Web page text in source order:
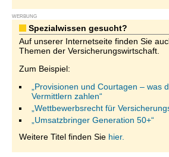
WERBUNG
Spezialwissen gesucht?
Auf unserer Internetseite finden Sie
Themen der Versicherungswirtschaft.
Zum Beispiel:
„Provisionen und Courtagen – was
Vermittlern zahlen“
„Wettbewerbsrecht für
„Umsatzbringer Generation 50+“
Weitere Titel finden Sie hier.